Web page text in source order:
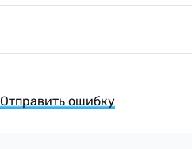
Отправить ошибку